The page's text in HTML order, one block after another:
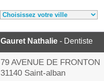
Gauret Nathalie - Dentiste
79 AVENUE DE FRONTON
31140 Saint-alban